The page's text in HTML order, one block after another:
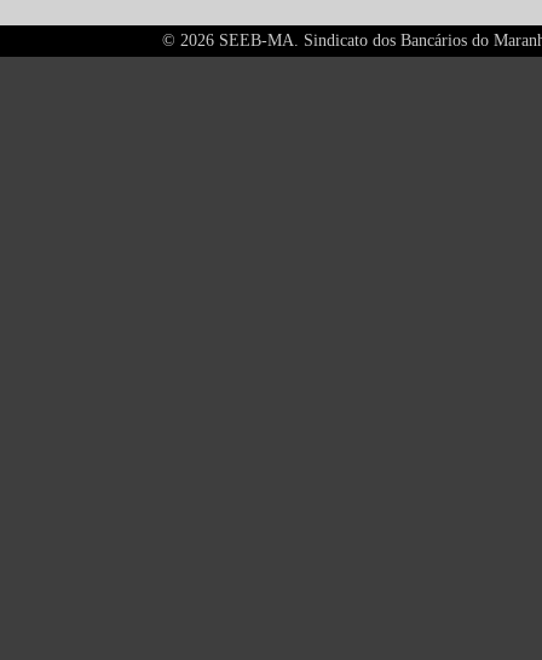
© 2026 SEEB-MA. Sindicato dos Bancários do